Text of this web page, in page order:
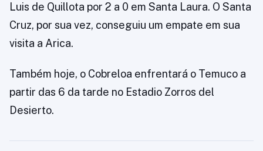
Luis de Quillota por 2 a 0 em Santa Laura. O Santa
Cruz, por sua vez, conseguiu um empate em sua
visita a Arica.
Também hoje, o Cobreloa enfrentará o Temuco a
partir das 6 da tarde no Estadio Zorros del
Desierto.